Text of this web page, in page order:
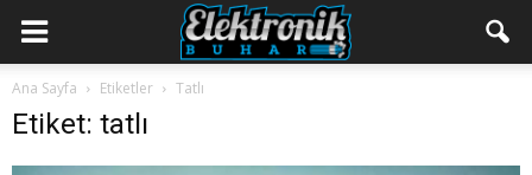
Ana Sayfa Etiketler Tatlı
Etiket: tatlı